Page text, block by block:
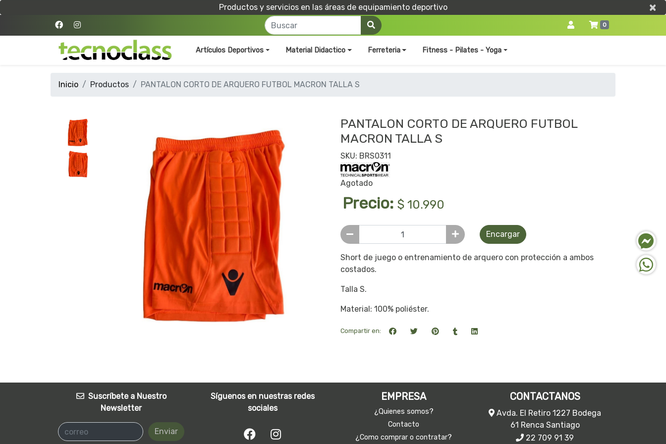
Productos y servicios en las áreas de equipamiento deportivo ×
×
0
Artículos Deportivos Material Didactico Ferreteria Fitness - Pilates - Yoga
Inicio Productos PANTALON CORTO DE ARQUERO FUTBOL MACRON TALLA S
PANTALON CORTO DE ARQUERO FUTBOL
MACRON TALLA S
SKU: BRS0311
Agotado
Precio: $ 10.990
Encargar
Short de juego o entrenamiento de arquero con protección a ambos
costados.
Talla S.
Material: 100% poliéster.
Compartir en:
Suscríbete a Nuestro
Newsletter
Enviar
Síguenos en nuestras redes
sociales
EMPRESA
¿Quienes somos?
Contacto
¿Como comprar o contratar?
CONTACTANOS
Avda. El Retiro 1227 Bodega
61 Renca Santiago
22 709 91 39